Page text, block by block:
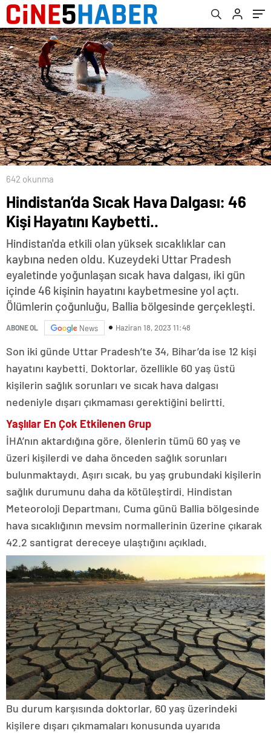
642 okunma
Hindistan’da Sıcak Hava Dalgası: 46
Kişi Hayatını Kaybetti..
Hindistan'da etkili olan yüksek sıcaklıklar can
kaybına neden oldu. Kuzeydeki Uttar Pradesh
eyaletinde yoğunlaşan sıcak hava dalgası, iki gün
içinde 46 kişinin hayatını kaybetmesine yol açtı.
Ölümlerin çoğunluğu, Ballia bölgesinde gerçekleşti.
ABONE OL News Haziran 18, 2023 11:48
Son iki günde Uttar Pradesh’te 34, Bihar’da ise 12 kişi
hayatını kaybetti. Doktorlar, özellikle 60 yaş üstü
kişilerin sağlık sorunları ve sıcak hava dalgası
nedeniyle dışarı çıkmaması gerektiğini belirtti.
Yaşlılar En Çok Etkilenen Grup
İHA’nın aktardığına göre, ölenlerin tümü 60 yaş ve
üzeri kişilerdi ve daha önceden sağlık sorunları
bulunmaktaydı. Aşırı sıcak, bu yaş grubundaki kişilerin
sağlık durumunu daha da kötüleştirdi. Hindistan
Meteoroloji Departmanı, Cuma günü Ballia bölgesinde
hava sıcaklığının mevsim normallerinin üzerine çıkarak
42.2 santigrat dereceye ulaştığını açıkladı.
Bu durum karşısında doktorlar, 60 yaş üzerindeki
kişilere dışarı çıkmamaları konusunda uyarıda